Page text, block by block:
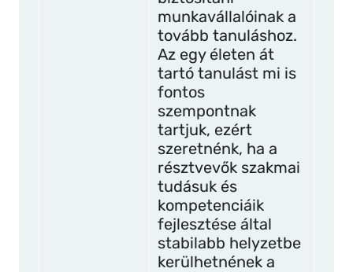
munkavállalóinak a
tovább tanuláshoz.
Az egy életen át
tartó tanulást mi is
fontos
szempontnak
tartjuk, ezért
szeretnénk, ha a
résztvevők szakmai
tudásuk és
kompetenciáik
fejlesztése által
stabilabb helyzetbe
kerülhetnének a